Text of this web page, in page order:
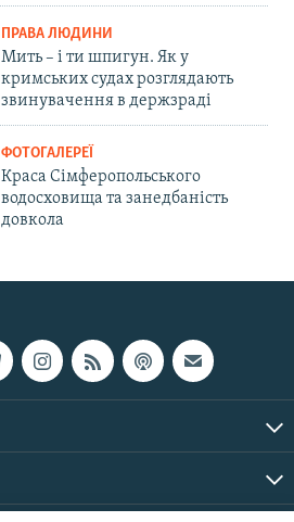
ПРАВА ЛЮДИНИ
Мить – і ти шпигун. Як у
кримських судах розглядають
звинувачення в держзраді
ФОТОГАЛЕРЕЇ
Краса Сімферопольського
водосховища та занедбаність
довкола